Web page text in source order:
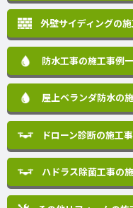
外壁サイディングの
防水工事の施工事例
屋上ベランダ防水の
ドローン診断の施工
ハドラス除菌工事の